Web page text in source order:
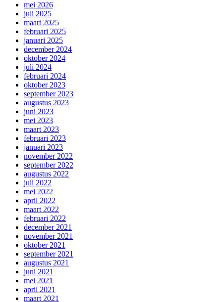
mei 2026
juli 2025
maart 2025
februari 2025
januari 2025
december 2024
oktober 2024
juli 2024
februari 2024
oktober 2023
september 2023
augustus 2023
juni 2023
mei 2023
maart 2023
februari 2023
januari 2023
november 2022
september 2022
augustus 2022
juli 2022
mei 2022
april 2022
maart 2022
februari 2022
december 2021
november 2021
oktober 2021
september 2021
augustus 2021
juni 2021
mei 2021
april 2021
maart 2021